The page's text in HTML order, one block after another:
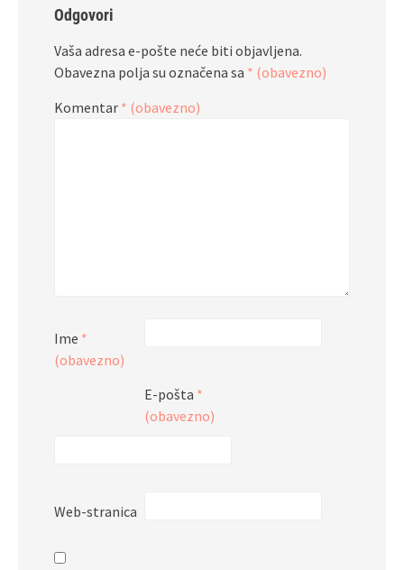
Odgovori
Vaša adresa e-pošte neće biti objavljena.
Obavezna polja su označena sa * (obavezno)
Komentar * (obavezno)
Ime *
(obavezno)
E-pošta *
(obavezno)
Web-stranica